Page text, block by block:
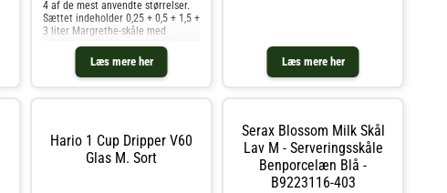
Læs mere her
4 af de mest anvendte størrelser.
Sættet indeholder 0,25 + 0,5 + 1,5 +
3 liter Margrethe-skåle med
tilhørende låg. Margrethe-skålen er
den klassiske røreskål med det
gode greb, den praktiske hældetud
og den skridsikre bu
Læs mere her
Hario 1 Cup Dripper V60
Glas M. Sort
Serax Blossom Milk Skål
Lav M - Serveringsskåle
Benporcelæn Blå -
B9223116-403